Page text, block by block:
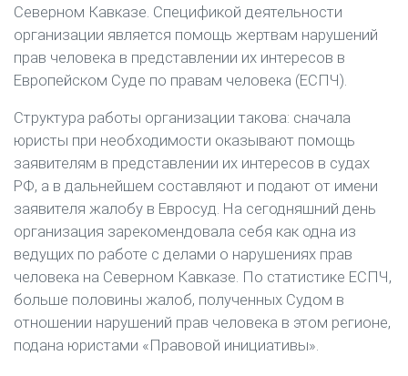
Северном Кавказе. Спецификой деятельности
организации является помощь жертвам нарушений
прав человека в представлении их интересов в
Европейском Суде по правам человека (ЕСПЧ).
Структура работы организации такова: сначала
юристы при необходимости оказывают помощь
заявителям в представлении их интересов в судах
РФ, а в дальнейшем составляют и подают от имени
заявителя жалобу в Евросуд. На сегодняшний день
организация зарекомендовала себя как одна из
ведущих по работе с делами о нарушениях прав
человека на Северном Кавказе. По статистике ЕСПЧ,
больше половины жалоб, полученных Судом в
отношении нарушений прав человека в этом регионе,
подана юристами «Правовой инициативы».